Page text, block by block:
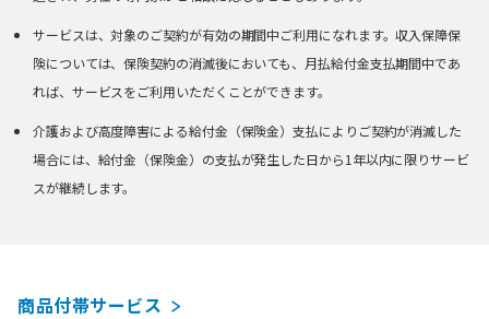
サービスは、対象のご契約が有効の期間中ご利用になれます。収入保障保
険については、保険契約の消滅後においても、月払給付金支払期間中であ
れば、サービスをご利用いただくことができます。
介護および高度障害による給付金（保険金）支払によりご契約が消滅した
場合には、給付金（保険金）の支払が発生した日から1年以内に限りサービ
スが継続します。
商品付帯サービス